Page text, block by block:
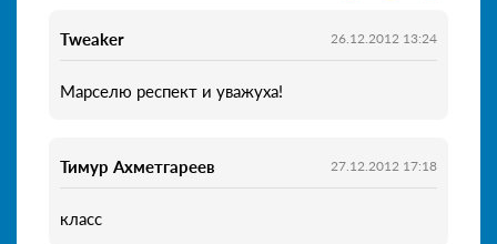
Tweaker 26.12.2012 13:24
Марселю респект и уважуха!
Тимур Ахметгареев 27.12.2012 17:18
класс